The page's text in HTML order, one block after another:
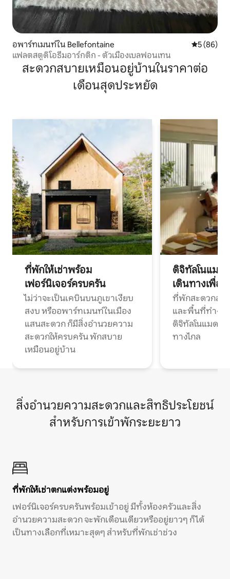
อพาร์ทเมนท์ใน Bellefontaine คะแนนเฉลี่
5 (86)
แฟลตสตูดิโอธีมอาร์กติก - ตัวเมืองเบลฟอนเทน
สะดวกสบายเหมือนอยู่บ้านในราคาต่อ
เดือนสุดประหยัด
ที่พักให้เช่าพร้อม
เฟอร์นิเจอร์ครบครัน
ไม่ว่าจะเป็นเคบินบนภูเขาเงียบ
สงบ หรืออพาร์ทเมนท์ในเมือง
แสนสะดวก ก็มีสิ่งอำนวยความ
สะดวกให้ครบครัน พักสบาย
เหมือนอยู่บ้าน
ดิจิทัลโนแมด
เดินทางเพื่อ
ที่พักสะดวกสบ
และพื้นที่ทำงา
ดิจิทัลโนแมดแ
ทางไกล
สิ่งอำนวยความสะดวกและสิทธิประโยชน์
สำหรับการเข้าพักระยะยาว
ที่พักให้เช่าตกแต่งพร้อมอยู่
เฟอร์นิเจอร์ครบครันพร้อมเข้าอยู่ มีทั้งห้องครัวและสิ่ง
อำนวยความสะดวก จะพักเดือนเดียวหรืออยู่ยาวๆ ก็ได้
เป็นทางเลือกที่เหมาะสุดๆ สำหรับที่พักเช่าช่วง